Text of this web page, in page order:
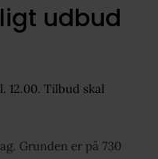
udbud
12.00. Tilbud skal
Grunden er på 730